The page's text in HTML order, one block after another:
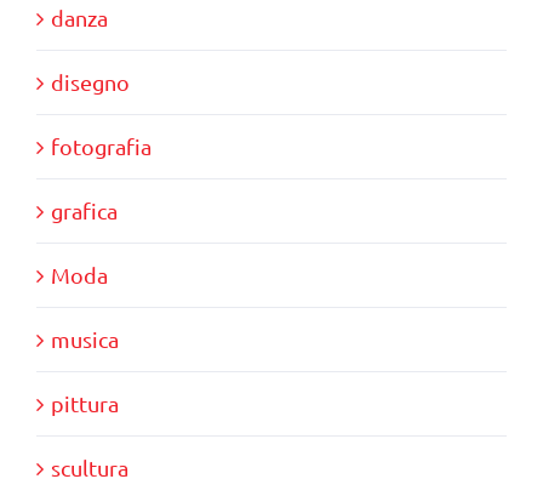
danza
disegno
fotografia
grafica
Moda
musica
pittura
scultura